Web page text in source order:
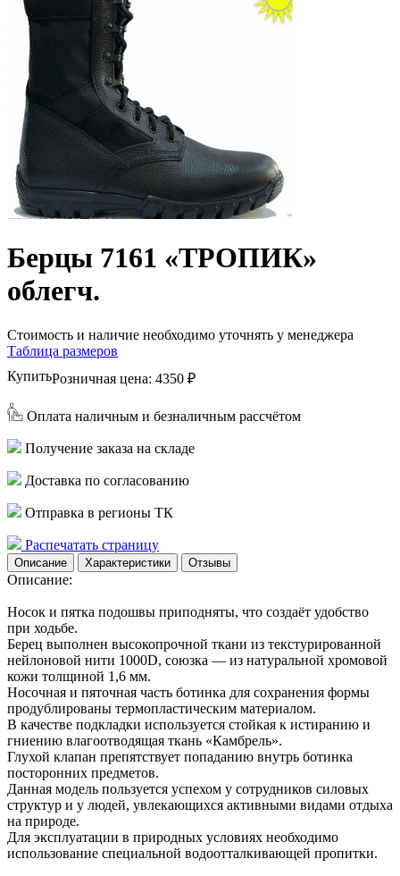
Берцы 7161 «ТРОПИК»
облегч.
Стоимость и наличие необходимо уточнять у менеджера
Таблица размеров
Розничная цена: 4350 ₽
Купить
Оплата наличным и безналичным рассчётом
Получение заказа на складе
Доставка по согласованию
Отправка в регионы ТК
Распечатать страницу
Описание Характеристики Отзывы
Описание:
Носок и пятка подошвы приподняты, что создаёт удобство
при ходьбе.
Берец выполнен высокопрочной ткани из текстурированной
нейлоновой нити 1000D, союзка — из натуральной хромовой
кожи толщиной 1,6 мм.
Носочная и пяточная часть ботинка для сохранения формы
продублированы термопластическим материалом.
В качестве подкладки используется стойкая к истиранию и
гниению влагоотводящая ткань «Камбрель».
Глухой клапан препятствует попаданию внутрь ботинка
посторонних предметов.
Данная модель пользуется успехом у сотрудников силовых
структур и у людей, увлекающихся активными видами отдыха
на природе.
Для эксплуатации в природных условиях необходимо
использование специальной водоотталкивающей пропитки.